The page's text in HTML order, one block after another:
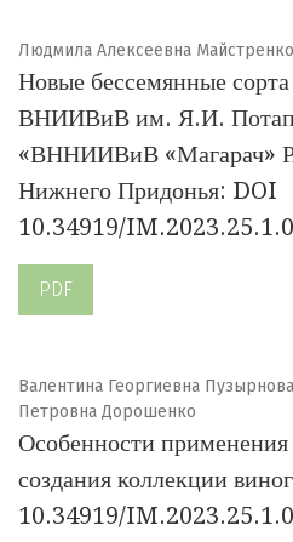
Людмила Алексеевна Майстренко
Новые бессемянные
ВНИИВиВ им. Я.И.
«ВННИИВиВ «Магарач»
Нижнего Придонья: DOI
10.34919/
PDF
Валентина Георгиевна
Петровна Дорошенко
Особенности применения
создания коллекции
10.34919/